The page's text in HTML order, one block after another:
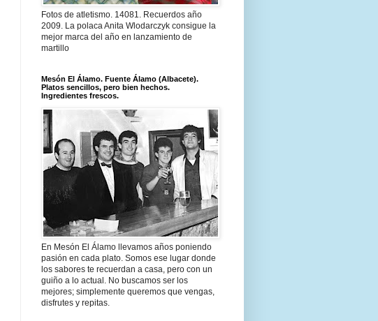
Fotos de atletismo. 14081. Recuerdos año
2009. La polaca Anita Wlodarczyk consigue la
mejor marca del año en lanzamiento de
martillo
Mesón El Álamo. Fuente Álamo (Albacete).
Platos sencillos, pero bien hechos.
Ingredientes frescos.
En Mesón El Álamo llevamos años poniendo
pasión en cada plato. Somos ese lugar donde
los sabores te recuerdan a casa, pero con un
guiño a lo actual. No buscamos ser los
mejores; simplemente queremos que vengas,
disfrutes y repitas.